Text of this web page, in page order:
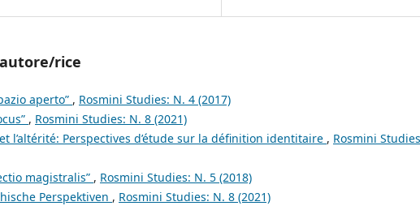
rice
aperto” , Rosmini Studies: N. 4 (2017)
, Rosmini Studies: N. 8 (2021)
et l’altérité: Perspectives d’étude sur la définition identitaire , Rosmini
magistralis” , Rosmini Studies: N. 5 (2018)
Perspektiven , Rosmini Studies: N. 8 (2021)